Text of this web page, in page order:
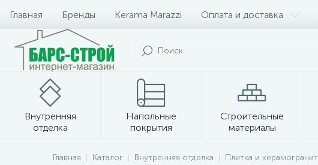
Главная Бренды Kerama Marazzi Оплата и доставка
Внутренняя
отделка
Напольные
покрытия
Строительные
материалы
Плитка и керамогранит
Главная Каталог Внутренняя отделка Плитка и керамогранит